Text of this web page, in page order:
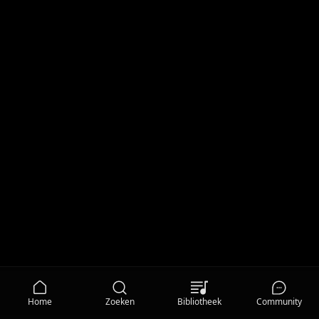
Home Zoeken Bibliotheek Community